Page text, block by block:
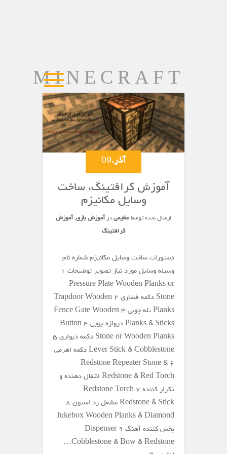
MINECRAFT
آذر.09
آموزش کرافتینگ، ساخت
وسایل مکانیزم
ارسال شده توسطعظیمی درآموزش بازی,آموزش
کرافتینگ
دستورات ساخت وسایل مکانیزم شماره نام
وسیله وسایل مورد نیاز تصویر توضیحات ۱
Pressure Plate Wooden Planks or
Stone دکمه فشاری ۲ Trapdoor Wooden
Planks تله چوبی ۳ Fence Gate Wooden
Planks & Sticks دروازه چوبی ۴ Button
Stone or Wooden Planks دکمه دیواری ۵
Lever Stick & Cobblestone دکمه اهرمی
۶ Redstone Repeater Stone &
Redstone & Red Torch انتقال دهنده و
تکرار کننده ۷ Redstone Torch
Redstone & Stick مشعل رد استون ۸
Jukebox Wooden Planks & Diamond
پخش کننده آهنگ ۹ Dispenser
Cobblestone & Bow & Redstone…